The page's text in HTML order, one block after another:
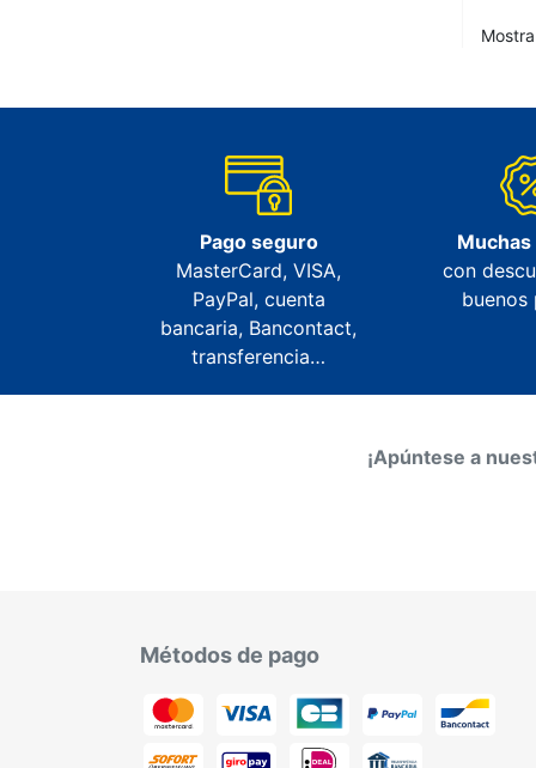
Pago seguro
MasterCard, VISA,
PayPal, cuenta
bancaria, Bancontact,
transferencia…
con
buenos
¡Apúntese a
Métodos de pago